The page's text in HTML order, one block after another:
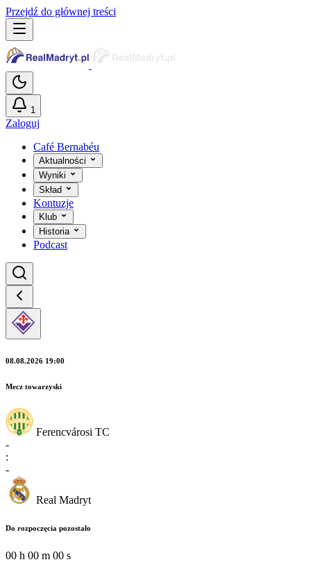
Przejdź do głównej treści
1
Zaloguj
Café Bernabéu
Aktualności
Wyniki
Skład
Kontuzje
Klub
Historia
Podcast
08.08.2026 19:00
Mecz towarzyski
Ferencvárosi TC
-
:
-
Real Madryt
Do rozpoczęcia pozostało
00 h 00 m 00 s